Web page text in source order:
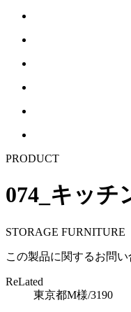
PRODUCT
074_キッチ
STORAGE FURNITURE
この製品に関するお問
ReLated
東京都M様/3190